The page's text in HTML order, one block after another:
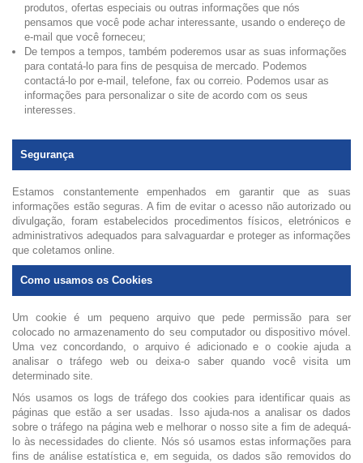
produtos, ofertas especiais ou outras informações que nós
pensamos que você pode achar interessante, usando o endereço de
e-mail que você forneceu;
De tempos a tempos, também poderemos usar as suas informações
para contatá-lo para fins de pesquisa de mercado. Podemos
contactá-lo por e-mail, telefone, fax ou correio. Podemos usar as
informações para personalizar o site de acordo com os seus
interesses.
Segurança
Estamos constantemente empenhados em garantir que as suas
informações estão seguras. A fim de evitar o acesso não autorizado ou
divulgação, foram estabelecidos procedimentos físicos, eletrónicos e
administrativos adequados para salvaguardar e proteger as informações
que coletamos online.
Como usamos os Cookies
Um cookie é um pequeno arquivo que pede permissão para ser
colocado no armazenamento do seu computador ou dispositivo móvel.
Uma vez concordando, o arquivo é adicionado e o cookie ajuda a
analisar o tráfego web ou deixa-o saber quando você visita um
determinado site.
Nós usamos os logs de tráfego dos cookies para identificar quais as
páginas que estão a ser usadas. Isso ajuda-nos a analisar os dados
sobre o tráfego na página web e melhorar o nosso site a fim de adequá-
lo às necessidades do cliente. Nós só usamos estas informações para
fins de análise estatística e, em seguida, os dados são removidos do